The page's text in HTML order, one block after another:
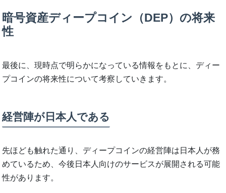
暗号資産ディープコイン（DEP）の将来
性
最後に、現時点で明らかになっている情報をもとに、ディー
プコインの将来性について考察していきます。
経営陣が日本人である
先ほども触れた通り、ディープコインの経営陣は日本人が務
めているため、今後日本人向けのサービスが展開される可能
性があります。